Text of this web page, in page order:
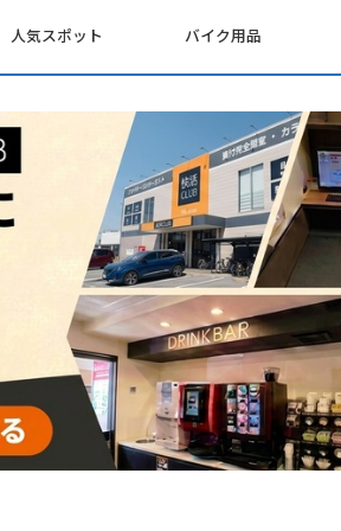
人気スポット バイク用品